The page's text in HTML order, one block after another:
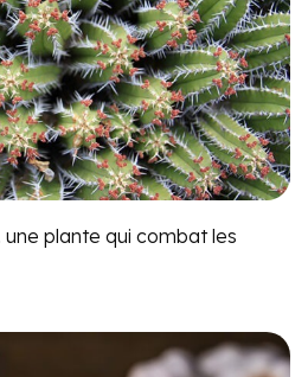
une plante qui combat les